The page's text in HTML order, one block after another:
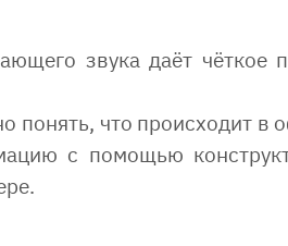
звука даёт чёткое
что происходит в
с помощью